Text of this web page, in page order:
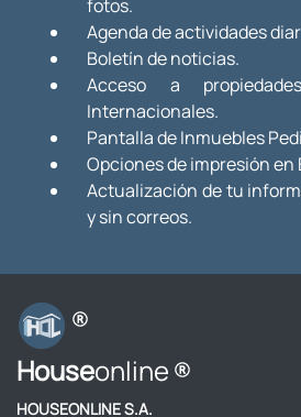
fotos.
Agenda de actividades
Boletín de noticias.
Acceso a
Internacionales.
Pantalla de Inmuebles
Opciones de impresión en
Actualización de tu
y sin correos.
Houseonline
HOUSEONLINE S.A.